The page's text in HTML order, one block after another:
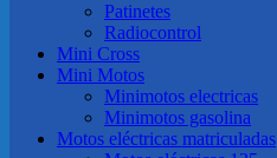
Patinetes
Radiocontrol
Mini Cross
Mini Motos
Minimotos electricas
Minimotos gasolina
Motos eléctricas matriculadas